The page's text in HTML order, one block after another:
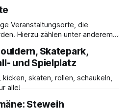
genießen. Von hier aus
und Wanderrundwege durch
Landstriche.
Veranstaltungsorte, die
Hierzu zählen unter anderem:
Riesensaal der Ehrenburg,
folgenden Seiten informieren:
und Event-HighlightsErleben Sie
bei mitreißenden Konzerten,
Skatepark,
und Spielplatz
skaten, rollen, schaukeln,
alle!
Steweih